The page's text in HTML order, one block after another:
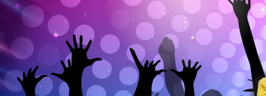
프로그램 구입안내
UHDTV 즐기는 방법